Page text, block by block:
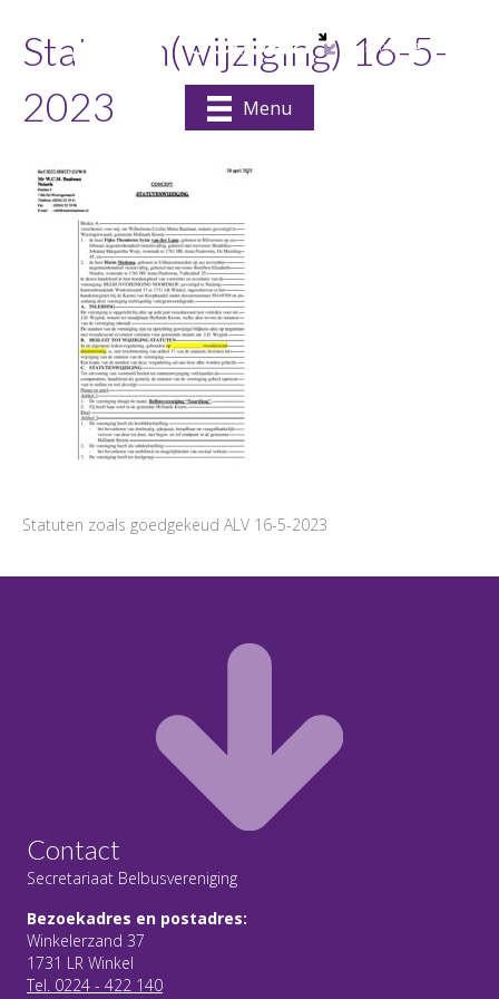
Menu
Statuten(wijziging) 16-5-
2023
Statuten zoals goedgekeud ALV 16-5-2023
Contact
Secretariaat Belbusvereniging
Bezoekadres en postadres:
Winkelerzand 37
1731 LR Winkel
Tel. 0224 - 422 140